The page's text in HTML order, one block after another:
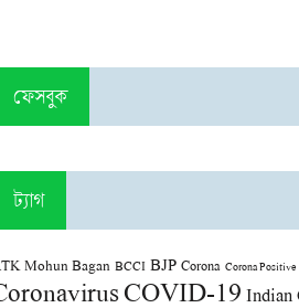
ফেসবুক
ট্যাগ
Mohun Bagan BCCI BJP Corona Corona Positive
COVID-19 Indian